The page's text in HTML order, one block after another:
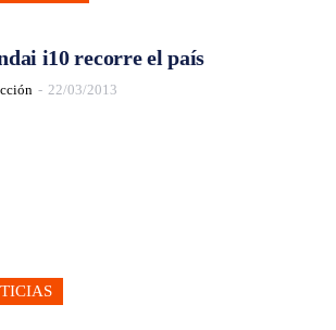
i10 recorre el país
- 22/03/2013